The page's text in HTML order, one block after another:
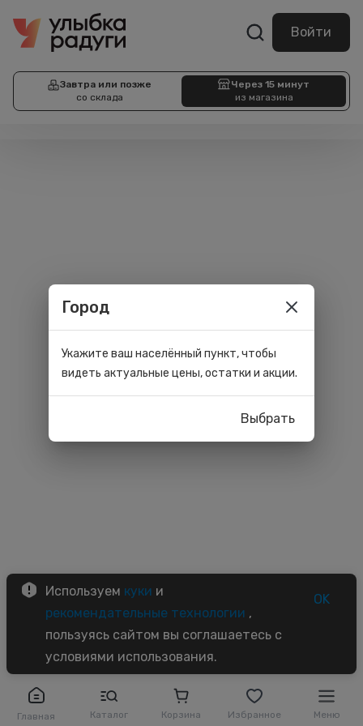
Войти
Завтра или позже
со склада
Через 15 минут
из магазина
Главная Каталог Корзина Избранное Меню
Используем куки и
рекомендательные технологии ,
пользуясь сайтом вы соглашаетесь с
условиями использования.
OK
Город
Укажите ваш населённый пункт, чтобы
видеть актуальные цены, остатки и акции.
Выбрать